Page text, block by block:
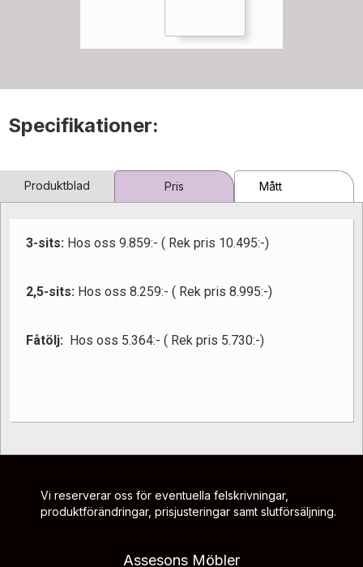
Specifikationer:
Produktblad Pris Mått
3-sits: Hos oss 9.859:- ( Rek pris 10.495:-)
2,5-sits: Hos oss 8.259:- ( Rek pris 8.995:-)
Fåtölj: Hos oss 5.364:- ( Rek pris 5.730:-)
Vi reserverar oss för eventuella felskrivningar,
produktförändringar, prisjusteringar samt slutförsäljning.
Assesons Möbler